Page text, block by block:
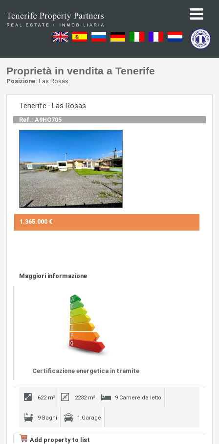
Proprietà in vendita a Tenerife
Posizione: Las Rosas.
Tenerife · Las Rosas
Ref.: A9HO705
1.365.000 €
Maggiori informazione
Certificazione energetica in tramite
622 m² 2232 m² 9 Camere da letto
9 Bagni 1 Garage
Add property to list